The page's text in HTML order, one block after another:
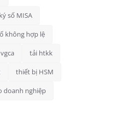
số MISA
không hợp lệ
tải htkk
thiết bị HSM
doanh nghiệp